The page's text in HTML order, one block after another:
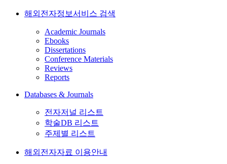
해외전자정보서비스 검색
Academic Journals
Ebooks
Dissertations
Conference Materials
Reviews
Reports
Databases & Journals
전자저널 리스트
학술DB 리스트
주제별 리스트
해외전자자료 이용안내